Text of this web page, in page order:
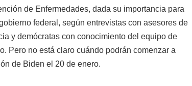
de Enfermedades, dada su importancia para
federal, según entrevistas con asesores de
y demócratas con conocimiento del equipo de
Pero no está claro cuándo podrán comenzar a
de Biden el 20 de enero.